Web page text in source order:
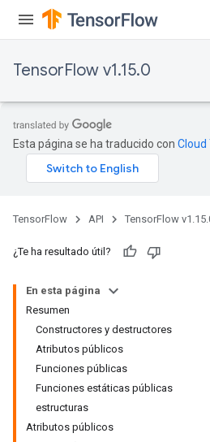
TensorFlow v1.15.0
Esta página se ha traducido con Cloud
TensorFlow API TensorFlow
¿Te ha resultado útil?
En esta página
Resumen
Constructores y destructores
Atributos públicos
Funciones públicas
Funciones estáticas públicas
estructuras
Atributos públicos